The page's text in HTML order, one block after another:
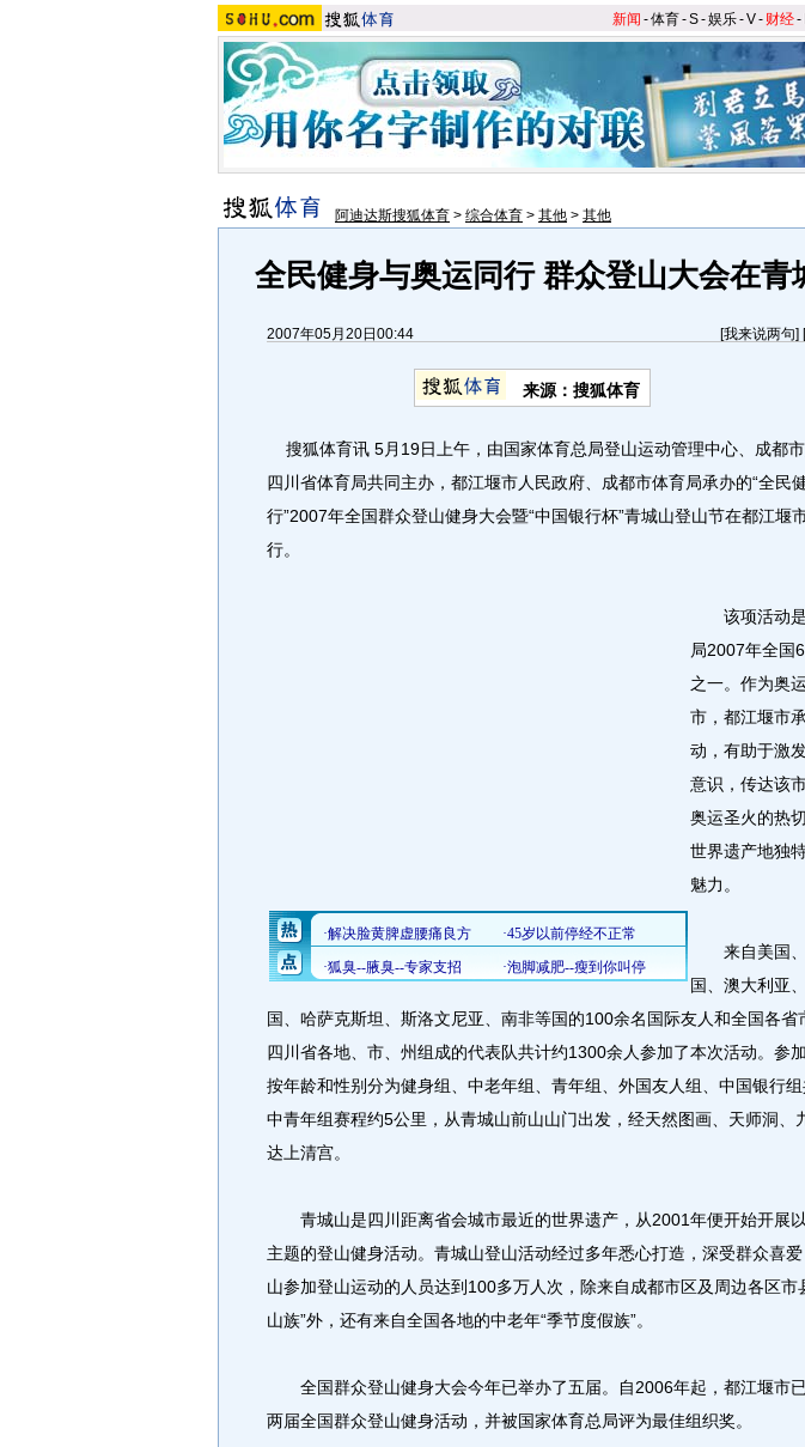
新闻 -体育-S-娱乐-V- 财经-
阿迪达斯搜狐体育 > 综合体育 > 其他 > 其他
全民健身与奥运同行 群众登山大会在青
2007年05月20日00:44 [我来说两句]
来源：搜狐体育
搜狐体育讯 5月19日上午，由国家体育总局登山运动管理中心、成都市
四川省体育局共同主办，都江堰市人民政府、成都市体育局承办的“全民
行”2007年全国群众登山健身大会暨“中国银行杯”青城山登山节在都江堰
行。
该项活动是
局2007年全国
之一。作为奥
市，都江堰市
动，有助于激
意识，传达该
奥运圣火的热
世界遗产地独
魅力。
来自美国、
国、澳大利亚
国、哈萨克斯坦、斯洛文尼亚、南非等国的100余名国际友人和全国各省
四川省各地、市、州组成的代表队共计约1300余人参加了本次活动。参
按年龄和性别分为健身组、中老年组、青年组、外国友人组、中国银行
中青年组赛程约5公里，从青城山前山山门出发，经天然图画、天师洞、
达上清宫。
青城山是四川距离省会城市最近的世界遗产，从2001年便开始开展
主题的登山健身活动。青城山登山活动经过多年悉心打造，深受群众喜
山参加登山运动的人员达到100多万人次，除来自成都市区及周边各区市
山族”外，还有来自全国各地的中老年“季节度假族”。
全国群众登山健身大会今年已举办了五届。自2006年起，都江堰市
两届全国群众登山健身活动，并被国家体育总局评为最佳组织奖。